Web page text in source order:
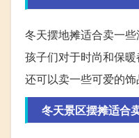
冬天摆地摊适合卖一
孩子们对于时尚和保
还可以卖一些可爱的
冬天景区摆摊适合